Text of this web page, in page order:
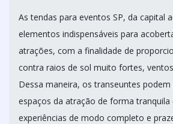
As tendas para eventos SP, da capital
elementos indispensáveis para
atrações, com a finalidade de
contra raios de sol muito fortes,
Dessa maneira, os transeuntes
espaços da atração de forma tranquila
experiências de modo completo e